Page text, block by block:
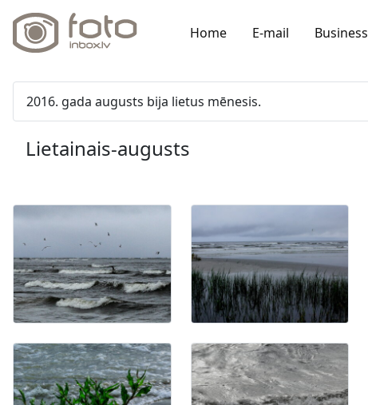
Home E-mail Business
2016. gada augusts bija lietus mēnesis.
Lietainais-augusts